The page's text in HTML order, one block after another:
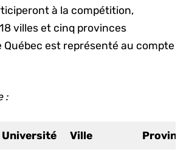
à la compétition,
villes et cinq provinces
Québec est représenté au compte
:
Université Ville Province